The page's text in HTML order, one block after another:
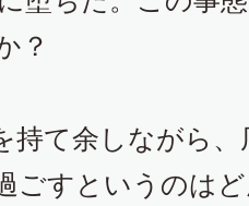
？
持て余しながら
ごすというのは